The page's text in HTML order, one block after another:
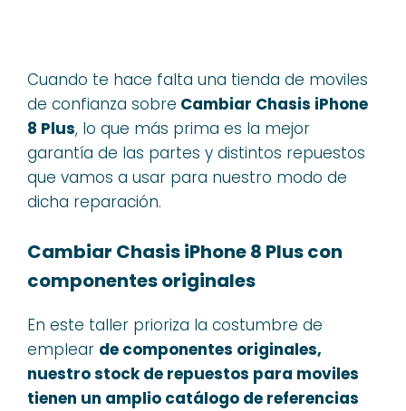
Cuando te hace falta una tienda de moviles
de confianza sobre Cambiar Chasis iPhone
8 Plus, lo que más prima es la mejor
garantía de las partes y distintos repuestos
que vamos a usar para nuestro modo de
dicha reparación.
Cambiar Chasis iPhone 8 Plus con
componentes originales
En este taller prioriza la costumbre de
emplear de componentes originales,
nuestro stock de repuestos para moviles
tienen un amplio catálogo de referencias